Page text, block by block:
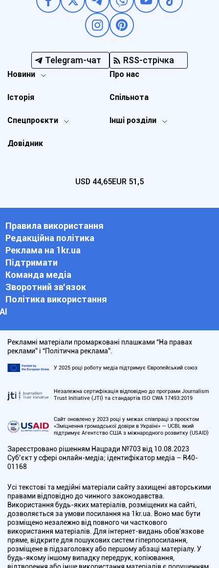
Telegram-чат RSS-стрічка
Новини
Спецпроєкти Інші розділи
Історія
Про нас
Довідник
Спільнота
USD 44,65EUR 51,5
Правила використання
Редакційна політика
Реклама на 1kr.ua
Підтримати
Команда медіа
Зворотний зв'язок
Політика використання
АІ
Рекламні матеріали промарковані плашками “На правах
реклами” і “Політична реклама”.
У 2025 році роботу медіа підтримує Європейський союз
Незалежна сертифікація відповідно до програми Journalism
Trust Initiative (JTI) та стандартів ISO CWA 17493:2019
Сайт оновлено у 2023 році у межах співпраці з проєктом
«Зміцнення громадської довіри в Україні» — UCBI, який
підтримує Агентство США з міжнародного розвитку (USAID)
Зареєстровано рішенням Нацради №703 від 10.08.2023
Cуб’єкт у сфері онлайн-медіа; ідентифікатор медіа – R40-
01168
Усі текстові та медійні матеріали сайту захищені авторськими
правами відповідно до чинного законодавства.
Використання будь-яких матеріалів, розміщених на сайті,
дозволяється за умови посилання на 1kr.ua. Воно має бути
розміщено незалежно від повного чи часткового
використання матеріалів. Для інтернет-видань обов'язкове
пряме, відкрите для пошукових систем гіперпосилання,
розміщене в підзаголовку або першому абзаці матеріалу. У
будь-якому іншому випадку передрук, копіювання,